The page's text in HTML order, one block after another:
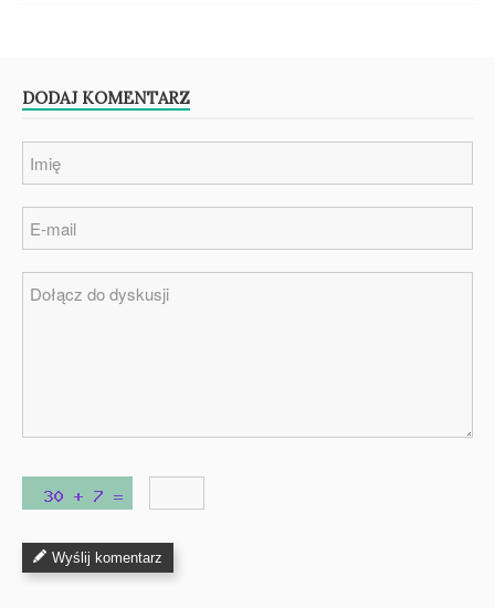
DODAJ KOMENTARZ
Wyślij komentarz